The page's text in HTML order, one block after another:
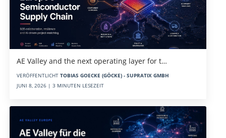
AE Valley and the next operating layer for t…
VERÖFFENTLICHT TOBIAS GOECKE (GÖCKE) - SUPRATIX GMBH
JUNI 8, 2026 | 3 MINUTEN LESEZEIT